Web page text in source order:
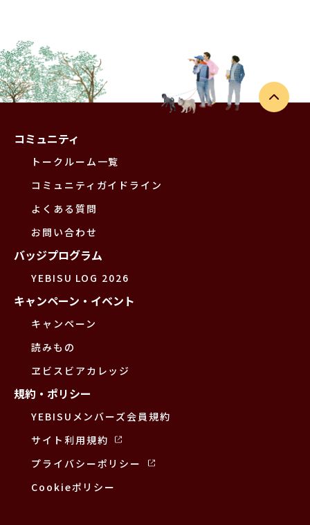
コミュニティ
トークルーム一覧
コミュニティガイドライン
よくある質問
お問い合わせ
バッジプログラム
YEBISU LOG 2026
キャンペーン・イベント
キャンペーン
読みもの
ヱビスビアカレッジ
規約・ポリシー
YEBISUメンバーズ会員規約
サイト利用規約
プライバシーポリシー
Cookieポリシー